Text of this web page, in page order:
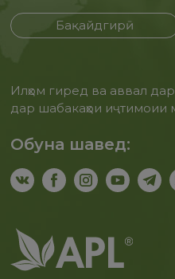
Бақайдгирӣ
Илҳом гиред ва аввал
дар шабакаҳои иҷтимоии
Обуна шавед: